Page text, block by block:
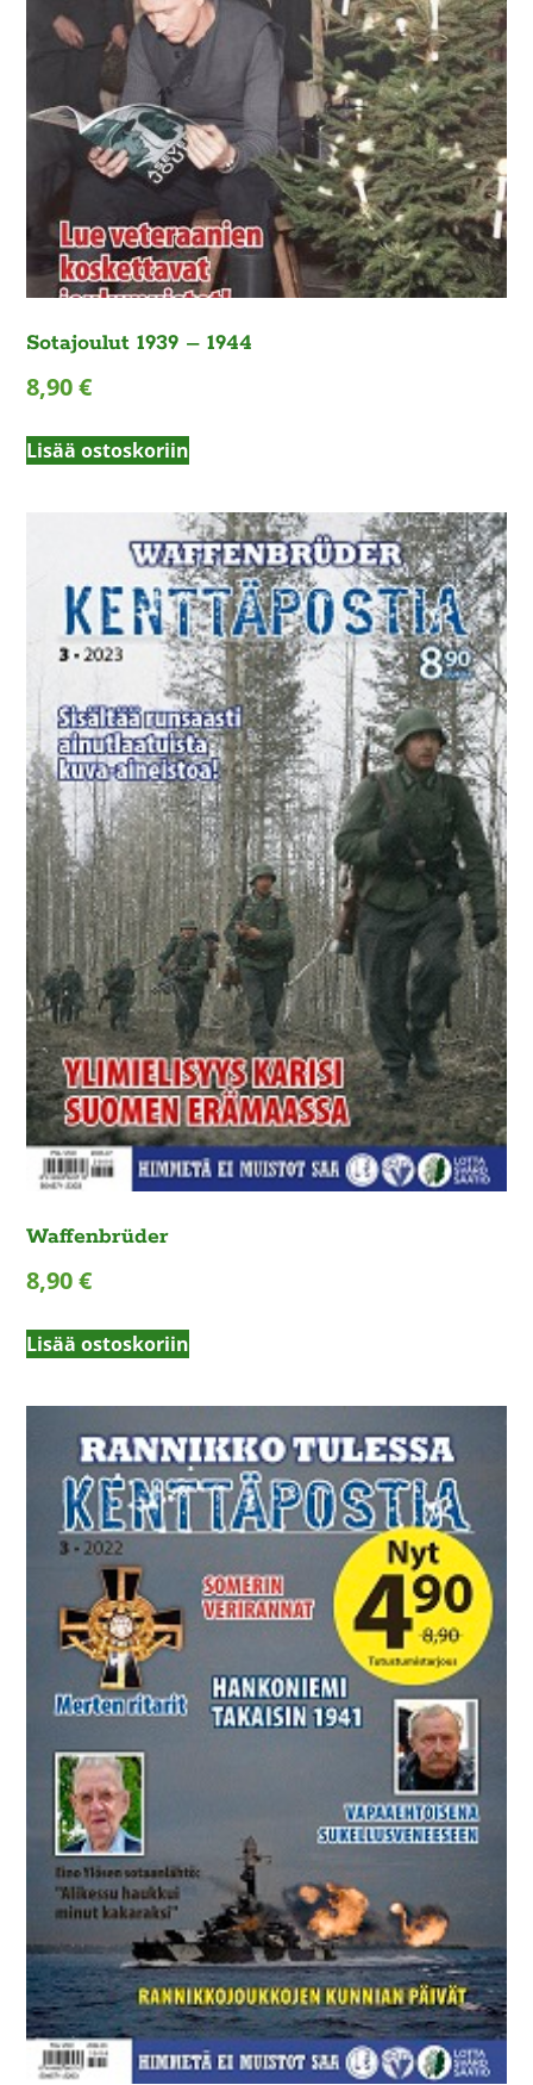
Sotajoulut 1939 – 1944
8,90€
Lisää ostoskoriin
Waffenbrüder
8,90€
Lisää ostoskoriin